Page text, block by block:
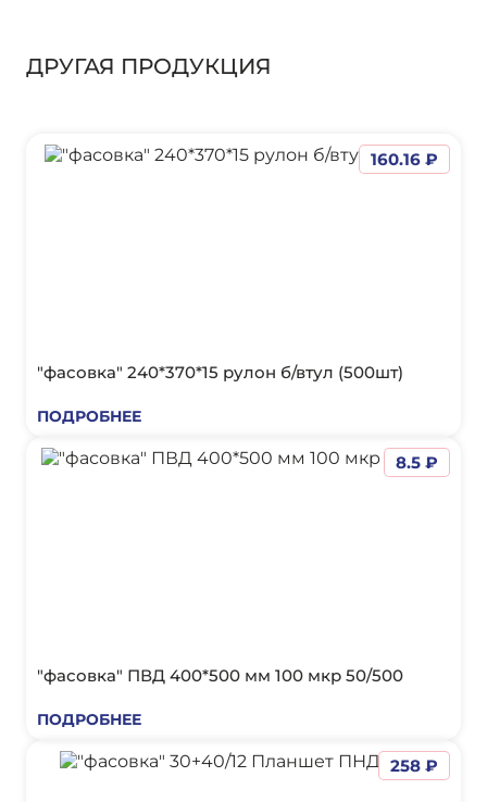
ДРУГАЯ ПРОДУКЦИЯ
"фасовка" 240*370*15 рулон б/втул (500шт)
ПОДРОБНЕЕ
160.16 ₽
"фасовка" ПВД 400*500 мм 100 мкр 50/500
ПОДРОБНЕЕ
8.5 ₽
258 ₽